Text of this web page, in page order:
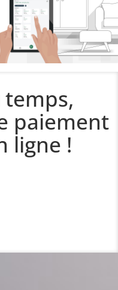
temps,
paiement
ligne !